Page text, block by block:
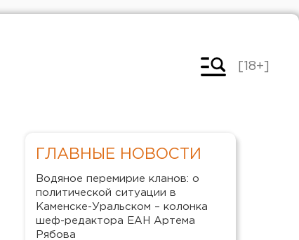
[18+]
ГЛАВНЫЕ НОВОСТИ
Водяное перемирие кланов: о
политической ситуации в
Каменске-Уральском – колонка
шеф-редактора ЕАН Артема
Рябова